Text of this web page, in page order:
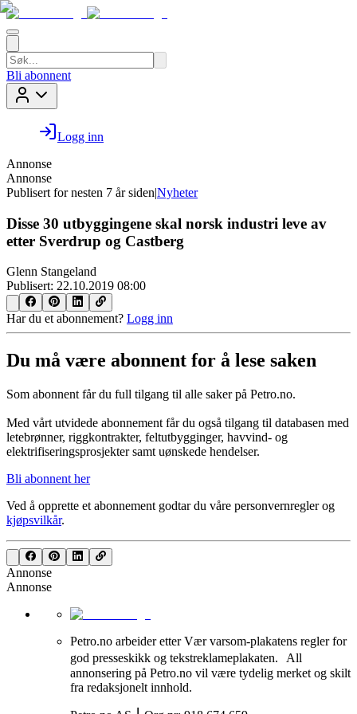
Bli abonnent
Logg inn
Annonse
Annonse
Publisert for nesten 7 år siden|Nyheter
Disse 30 utbyggingene skal norsk industri leve av
etter Sverdrup og Castberg
Glenn Stangeland
Publisert: 22.10.2019 08:00
Har du et abonnement? Logg inn
Du må være abonnent for å lese saken
Som abonnent får du full tilgang til alle saker på Petro.no.
Med vårt utvidede abonnement får du også tilgang til databasen med
letebrønner, riggkontrakter, feltutbygginger, havvind- og
elektrifiseringsprosjekter samt uønskede hendelser.
Bli abonnent her
Ved å opprette et abonnement godtar du våre personvernreglerog
kjøpsvilkår.
Annonse
Annonse
Petro.no arbeider etter Vær varsom-plakatens regler for
god presseskikk og tekstreklameplakaten. All
annonsering på Petro.no vil være tydelig merket og skilt
fra redaksjonelt innhold.